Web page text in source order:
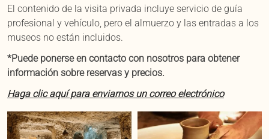
El contenido de la visita privada incluye servicio de guía
profesional y vehículo, pero el almuerzo y las entradas a los
museos no están incluidos.
*Puede ponerse en contacto con nosotros para obtener
información sobre reservas y precios.
Haga clic aquí para enviarnos un correo electrónico